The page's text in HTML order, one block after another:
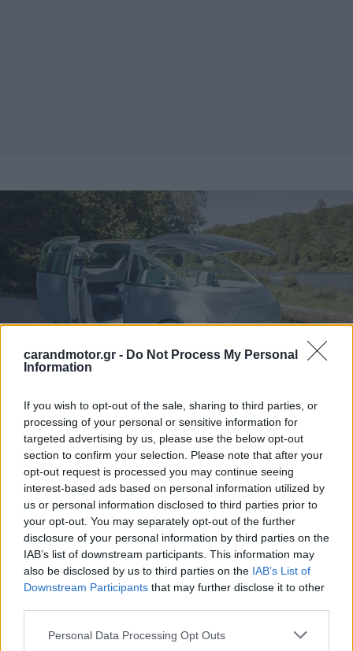
carandmotor.gr - Do Not Process My Personal
Information
If you wish to opt-out of the sale, sharing to third parties, or
processing of your personal or sensitive information for
targeted advertising by us, please use the below opt-out
section to confirm your selection. Please note that after your
opt-out request is processed you may continue seeing
interest-based ads based on personal information utilized by
us or personal information disclosed to third parties prior to
your opt-out. You may separately opt-out of the further
disclosure of your personal information by third parties on the
IAB’s list of downstream participants. This information may
also be disclosed by us to third parties on the IAB’s List of
Downstream Participants that may further disclose it to other
Please note that this website/app uses one or more Google
Personal Data Processing Opt Outs
Το ΜΙΝΙ Vision Urbanaut, που πέρασε από τα ψηφιακά
σχέδια του προηγούμενου Νοεμβρίου στη φυσική
υπόσταση για να παρουσιαστεί στο φετινό ψηφιακό
συμπόσιο DLD Summer, διαθέτει συρόμενη πλαινή πόρτα,
γυάλινη επεκτεινόμενη οροφή και φωτιζόμενους
τροχούς. Πέραν αυτών, όμως, δίνει μια πρώτη ιδέα των
υλικών που θα χρησιμοποιεί η ΜΙΝΙ στις επόμενες γενιές
των αυτοκινήτων της.
Χωρίς την παραμικρή χρήση δέρματος και χρωμίου δείχνει
ότι αυτά τα υλικά θα εξαφανιστούν ολοκληρωτικά από το